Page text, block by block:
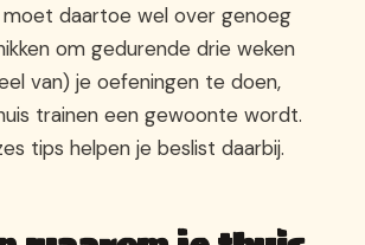
moet daartoe wel over genoeg
om gedurende drie weken
van) je oefeningen te doen,
trainen een gewoonte wordt.
tips helpen je beslist daarbij.